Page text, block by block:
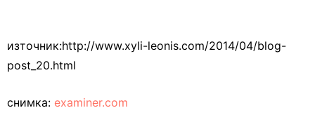
източник:http://www.xyli-leonis.com/2014/04/blog-
post_20.html
снимка: examiner.com